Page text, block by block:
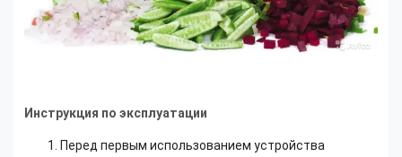
Инструкция по эксплуатации
Перед первым использованием устройства